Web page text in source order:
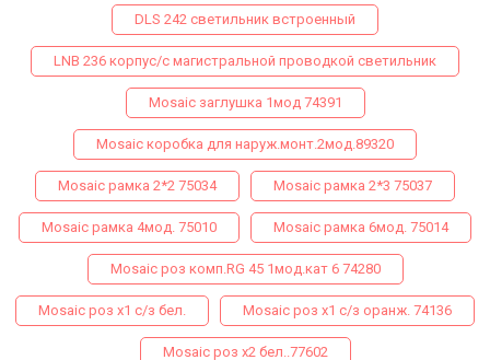
DLS 242 светильник встроенный
LNB 236 корпус/с магистральной проводкой светильник
Mosaic заглушка 1мод 74391
Mosaic коробка для наруж.монт.2мод.89320
Mosaic рамка 2*2 75034 Mosaic рамка 2*3 75037
Mosaic рамка 4мод. 75010 Mosaic рамка 6мод. 75014
Mosaic роз комп.RG 45 1мод.кат 6 74280
Mosaic роз х1 с/з бел. Mosaic роз х1 с/з оранж. 74136
Mosaic роз х2 бел..77602